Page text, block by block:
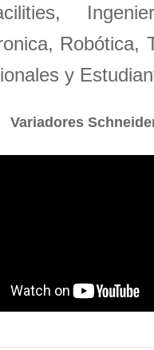
Robótica,
y
Variadores